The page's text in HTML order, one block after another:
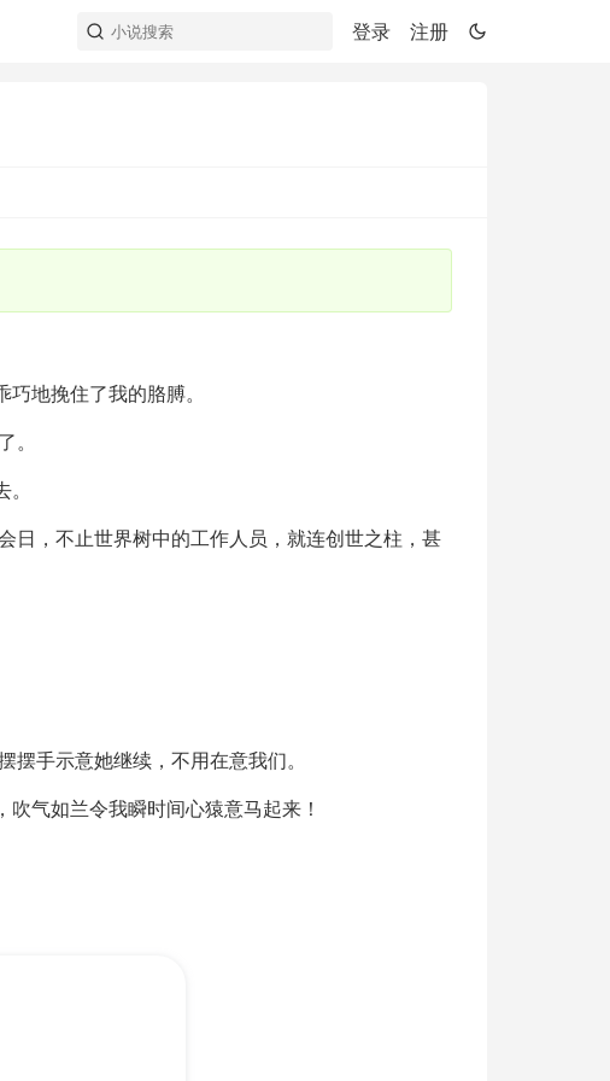
登录 注册
地挽住了我的胳膊。
。
日，不止世界树中的工作人员，就连创世之柱，甚
手示意她继续，不用在意我们。
气如兰令我瞬时间心猿意马起来！